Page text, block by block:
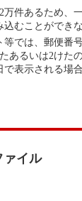
万件あるため、
むことができ
等では、郵便番
あるいは2けた
で表示される場
ァイル